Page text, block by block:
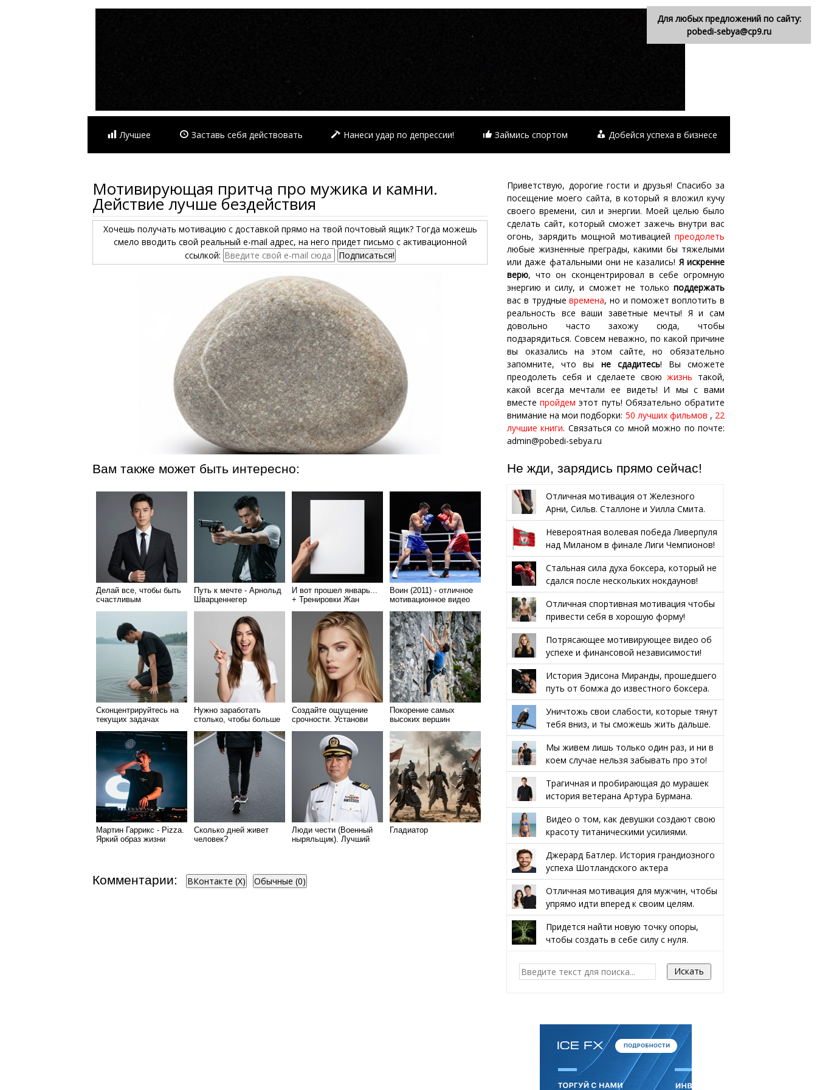
Лучшее Заставь себя действовать Нанеси удар по депрессии! Займись спортом Добейся успеха в бизнесе
Мотивирующая притча про мужика и камни.
Действие лучше бездействия
Хочешь получать мотивацию с доставкой прямо на твой почтовый ящик? Тогда можешь
смело вводить свой реальный e-mail адрес, на него придет письмо с активационной
ссылкой:
Вам также может быть интересно:
Делай все, чтобы быть
счастливым
Путь к мечте - Арнольд
Шварценнегер
И вот прошел январь...
+ Тренировки Жан
Воин (2011) - отличное
мотивационное видео
Сконцентрируйтесь на
текущих задачах
Нужно заработать
столько, чтобы больше
Создайте ощущение
срочности. Установи
Покорение самых
высоких вершин
одного шага!
Мартин Гаррикс - Pizza.
Яркий образ жизни
Сколько дней живет
человек?
Люди чести (Военный
ныряльщик). Лучший
Гладиатор
Комментарии: ВКонтакте (X) Обычные (0)
Приветствую, дорогие гости и друзья! Спасибо за
посещение моего сайта, в который я вложил кучу
своего времени, сил и энергии. Моей целью было
сделать сайт, который сможет зажечь внутри вас
огонь, зарядить мощной мотивацией преодолеть
любые жизненные преграды, какими бы тяжелыми
или даже фатальными они не казались! Я искренне
верю, что он сконцентрировал в себе огромную
энергию и силу, и сможет не только поддержать
вас в трудныевремена, но и поможет воплотить в
реальность все ваши заветные мечты! Я и сам
довольно часто захожу сюда, чтобы
подзарядиться. Совсем неважно, по какой причине
вы оказались на этом сайте, но обязательно
запомните, что вы не сдадитесь! Вы сможете
преодолеть себя и сделаете своюжизнь такой,
какой всегда мечтали ее видеть! И мы с вами
вместепройдем этот путь! Обязательно обратите
внимание на мои подборки: 50 лучших фильмов , 22
лучшие книги. Связаться со мной можно по почте:
admin@pobedi-sebya.ru
Не жди, зарядись прямо сейчас!
Отличная мотивация от Железного
Арни, Сильв. Сталлоне и Уилла Смита.
Невероятная волевая победа Ливерпуля
над Миланом в финале Лиги Чемпионов!
Стальная сила духа боксера, который не
сдался после нескольких нокдаунов!
Отличная спортивная мотивация чтобы
привести себя в хорошую форму!
Потрясающее мотивирующее видео об
успехе и финансовой независимости!
История Эдисона Миранды, прошедшего
путь от бомжа до известного боксера.
Уничтожь свои слабости, которые тянут
тебя вниз, и ты сможешь жить дальше.
Мы живем лишь только один раз, и ни в
коем случае нельзя забывать про это!
Трагичная и пробирающая до мурашек
история ветерана Артура Бурмана.
Видео о том, как девушки создают свою
красоту титаническими усилиями.
Джерард Батлер. История грандиозного
успеха Шотландского актера
Отличная мотивация для мужчин, чтобы
упрямо идти вперед к своим целям.
Придется найти новую точку опоры,
чтобы создать в себе силу с нуля.
Для любых предложений по сайту:
pobedi-sebya@cp9.ru